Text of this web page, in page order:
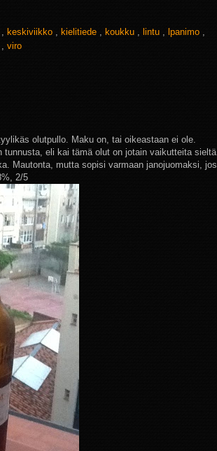
keskiviikko kielitiede koukku lintu lpanimo
viro
olutpullo. Maku on, tai oikeastaan ei ole.
eli kai tämä olut on jotain vaikutteita sieltä
Mautonta, mutta sopisi varmaan janojuomaksi, jos
2/5